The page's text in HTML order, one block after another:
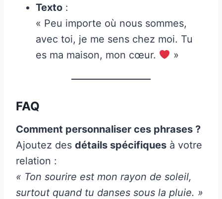
Texto :
« Peu importe où nous sommes,
avec toi, je me sens chez moi. Tu
es ma maison, mon cœur.
»
FAQ
Comment personnaliser ces phrases ?
Ajoutez des détails spécifiques à votre
relation :
« Ton sourire est mon rayon de soleil,
surtout quand tu danses sous la pluie. »